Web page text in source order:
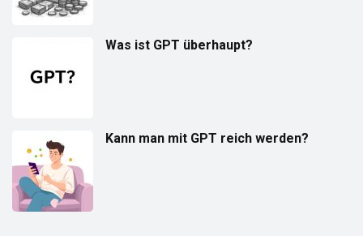
Was ist GPT überhaupt?
Kann man mit GPT reich werden?